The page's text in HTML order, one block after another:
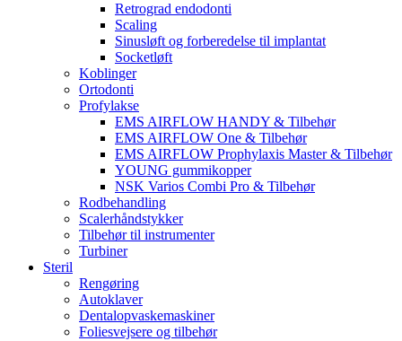
Retrograd endodonti
Scaling
Sinusløft og forberedelse til implantat
Socketløft
Koblinger
Ortodonti
Profylakse
EMS AIRFLOW HANDY & Tilbehør
EMS AIRFLOW One & Tilbehør
EMS AIRFLOW Prophylaxis Master & Tilbehør
YOUNG gummikopper
NSK Varios Combi Pro & Tilbehør
Rodbehandling
Scalerhåndstykker
Tilbehør til instrumenter
Turbiner
Steril
Rengøring
Autoklaver
Dentalopvaskemaskiner
Foliesvejsere og tilbehør